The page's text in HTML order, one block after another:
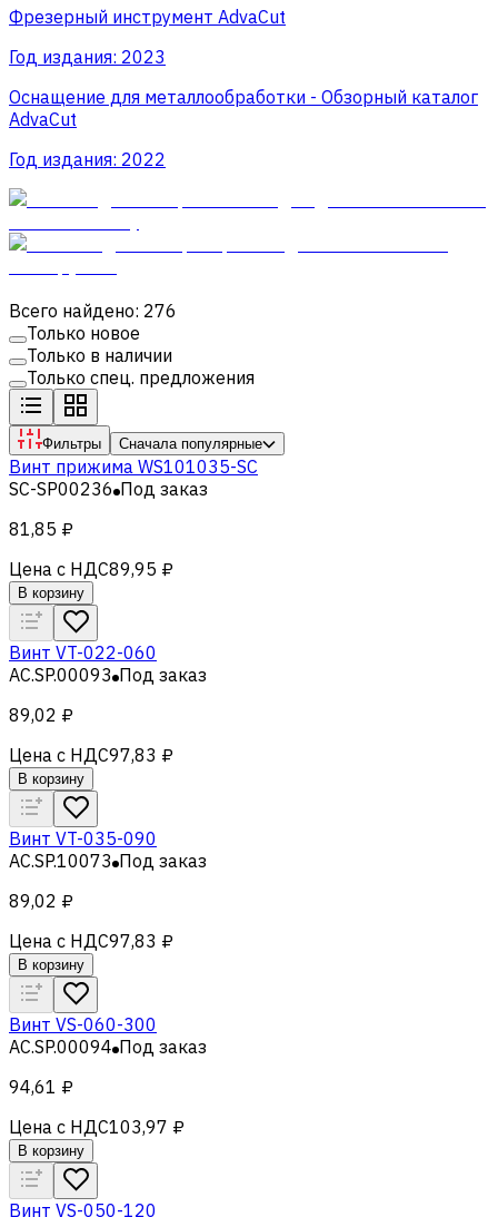
Фрезерный инструмент AdvaCut
Год издания: 2023
Оснащение для металлообработки - Обзорный каталог
AdvaCut
Год издания: 2022
Всего найдено: 276
Только новое
Только в наличии
Только спец. предложения
Фильтры Сначала популярные
Винт прижима WS101035-SC
SC-SP00236 Под заказ
81,85 ₽
Цена с НДС89,95 ₽
В корзину
Винт VT-022-060
AC.SP.00093 Под заказ
89,02 ₽
Цена с НДС97,83 ₽
В корзину
Винт VT-035-090
AC.SP.10073 Под заказ
89,02 ₽
Цена с НДС97,83 ₽
В корзину
Винт VS-060-300
AC.SP.00094 Под заказ
94,61 ₽
Цена с НДС103,97 ₽
В корзину
Винт VS-050-120